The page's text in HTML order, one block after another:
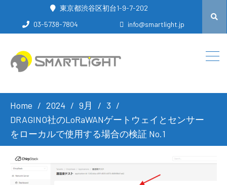
東京都渋谷区初台1-9-7-202
03-5738-7804
info@smartlight.jp
Home 2024 9月
3
DRAGINO社のLoRaWANゲートウェイとセンサー
をローカルで使用する場合の検証 No.1